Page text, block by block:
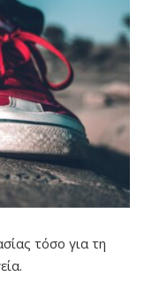
τόσο για τη